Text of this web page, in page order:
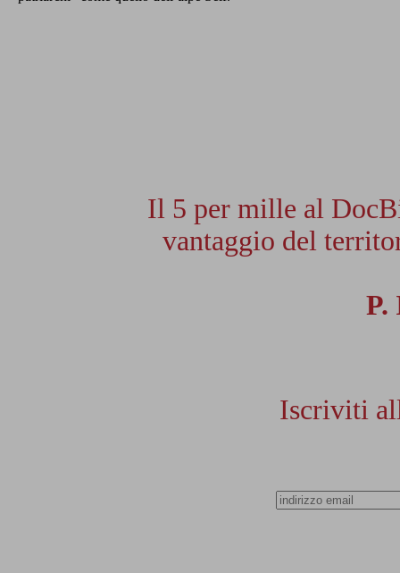
Il 5 per mille al
vantaggio del
P.
Iscriviti